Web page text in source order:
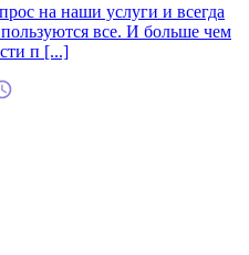
на наши услуги и всегда
все. И больше чем
п [...]